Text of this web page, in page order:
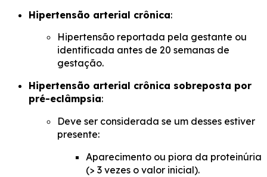
Hipertensão arterial crônica:
Hipertensão reportada pela gestante ou
identificada antes de 20 semanas de
gestação.
Hipertensão arterial crônica sobreposta por
pré-eclâmpsia:
Deve ser considerada se um desses estiver
presente:
Aparecimento ou piora da proteinúria
(> 3 vezes o valor inicial).